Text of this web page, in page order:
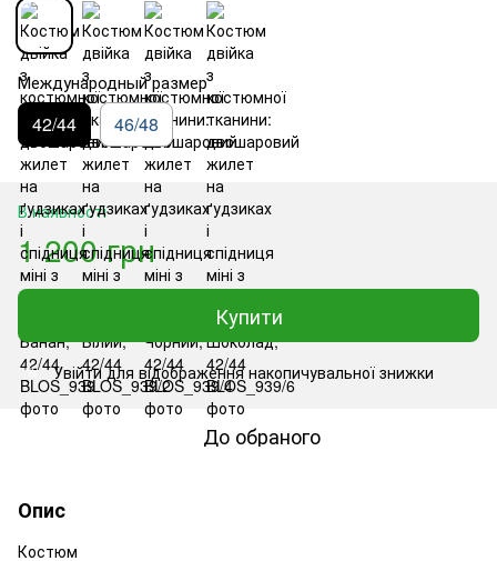
Международный размер
42/44 46/48
В наявності
1 200 грн
Купити
% Увійтидля відображення накопичувальної знижки
До обраного
Опис
Костюм